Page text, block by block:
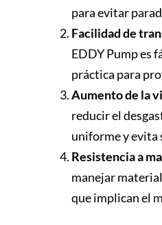
para evitar
Facilidad de
EDDY Pump es
práctica para
Aumento de la
reducir el
uniforme y evita
Resistencia a
manejar
que implican el